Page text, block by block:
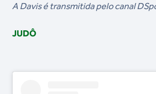
A Davis é transmitida pelo canal
JUDÔ